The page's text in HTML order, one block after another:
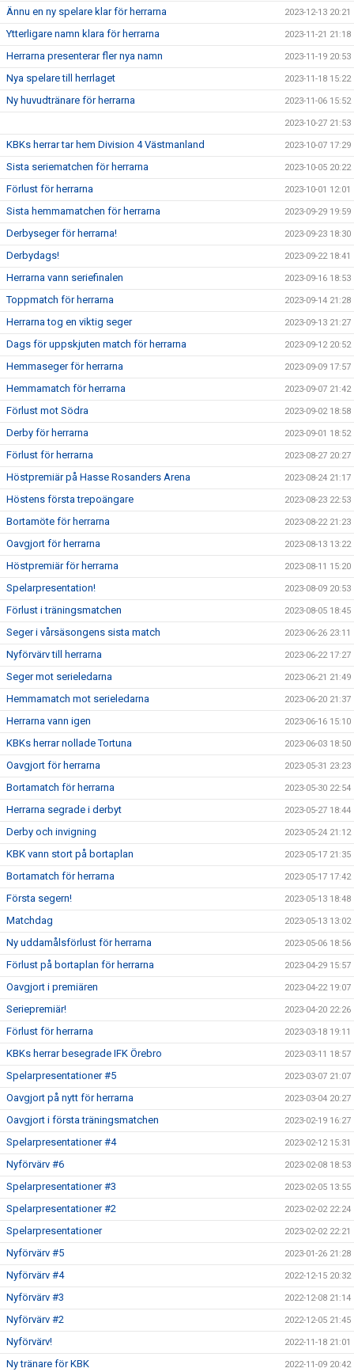
Ännu en ny spelare klar för herrarna 2023-12-13 20:21
Ytterligare namn klara för herrarna 2023-11-21 21:18
Herrarna presenterar fler nya namn 2023-11-19 20:53
Nya spelare till herrlaget 2023-11-18 15:22
Ny huvudtränare för herrarna 2023-11-06 15:52
2023-10-27 21:53
KBKs herrar tar hem Division 4 Västmanland 2023-10-07 17:29
Sista seriematchen för herrarna 2023-10-05 20:22
Förlust för herrarna 2023-10-01 12:01
Sista hemmamatchen för herrarna 2023-09-29 19:59
Derbyseger för herrarna! 2023-09-23 18:30
Derbydags! 2023-09-22 18:41
Herrarna vann seriefinalen 2023-09-16 18:53
Toppmatch för herrarna 2023-09-14 21:28
Herrarna tog en viktig seger 2023-09-13 21:27
Dags för uppskjuten match för herrarna 2023-09-12 20:52
Hemmaseger för herrarna 2023-09-09 17:57
Hemmamatch för herrarna 2023-09-07 21:42
Förlust mot Södra 2023-09-02 18:58
Derby för herrarna 2023-09-01 18:52
Förlust för herrarna 2023-08-27 20:27
Höstpremiär på Hasse Rosanders Arena 2023-08-24 21:17
Höstens första trepoängare 2023-08-23 22:53
Bortamöte för herrarna 2023-08-22 21:23
Oavgjort för herrarna 2023-08-13 13:22
Höstpremiär för herrarna 2023-08-11 15:20
Spelarpresentation! 2023-08-09 20:53
Förlust i träningsmatchen 2023-08-05 18:45
Seger i vårsäsongens sista match 2023-06-26 23:11
Nyförvärv till herrarna 2023-06-22 17:27
Seger mot serieledarna 2023-06-21 21:49
Hemmamatch mot serieledarna 2023-06-20 21:37
Herrarna vann igen 2023-06-16 15:10
KBKs herrar nollade Tortuna 2023-06-03 18:50
Oavgjort för herrarna 2023-05-31 23:23
Bortamatch för herrarna 2023-05-30 22:54
Herrarna segrade i derbyt 2023-05-27 18:44
Derby och invigning 2023-05-24 21:12
KBK vann stort på bortaplan 2023-05-17 21:35
Bortamatch för herrarna 2023-05-17 17:42
Första segern! 2023-05-13 18:48
Matchdag 2023-05-13 13:02
Ny uddamålsförlust för herrarna 2023-05-06 18:56
Förlust på bortaplan för herrarna 2023-04-29 15:57
Oavgjort i premiären 2023-04-22 19:07
Seriepremiär! 2023-04-20 22:26
Förlust för herrarna 2023-03-18 19:11
KBKs herrar besegrade IFK Örebro 2023-03-11 18:57
Spelarpresentationer #5 2023-03-07 21:07
Oavgjort på nytt för herrarna 2023-03-04 20:27
Oavgjort i första träningsmatchen 2023-02-19 16:27
Spelarpresentationer #4 2023-02-12 15:31
Nyförvärv #6 2023-02-08 18:53
Spelarpresentationer #3 2023-02-05 13:55
Spelarpresentationer #2 2023-02-02 22:24
Spelarpresentationer 2023-02-02 22:21
Nyförvärv #5 2023-01-26 21:28
Nyförvärv #4 2022-12-15 20:32
Nyförvärv #3 2022-12-08 21:14
Nyförvärv #2 2022-12-05 21:45
Nyförvärv! 2022-11-18 21:01
Ny tränare för KBK 2022-11-09 20:42